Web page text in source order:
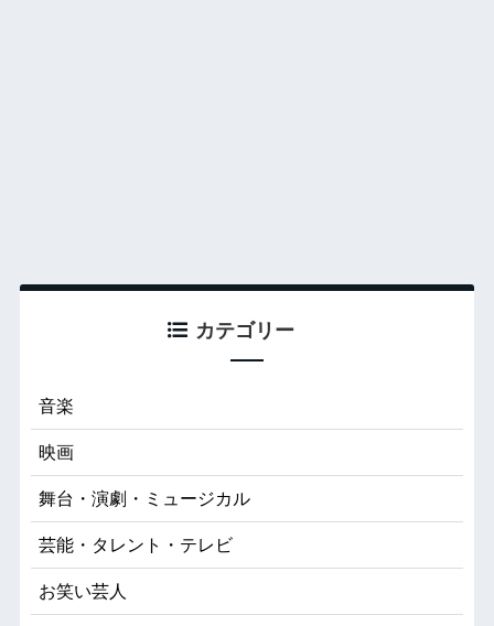
カテゴリー
音楽
映画
舞台・演劇・ミュージカル
芸能・タレント・テレビ
お笑い芸人